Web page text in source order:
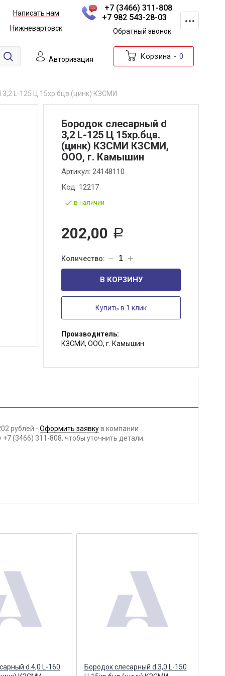
Написать нам
Нижневартовск
+7 (3466) 311-808
+7 982 543-28-03
Обратный звонок
Авторизация Корзина 0
3,2 L-125 Ц 15хр.бцв.(цинк) КЗСМИ
Бородок слесарный d
3,2 L-125 Ц 15хр.бцв.
(цинк) КЗСМИ КЗСМИ,
ООО, г. Камышин
Артикул: 24148110
Код: 12217
в наличии
202,00 Р
В КОРЗИНУ
Купить в 1 клик
Производитель:
КЗСМИ, ООО, г. Камышин
рублей - Оформить заявкув компании
(3466) 311-808, чтобы уточнить детали.
d 4,0 L-160
Бородок слесарный d 3,0 L-150